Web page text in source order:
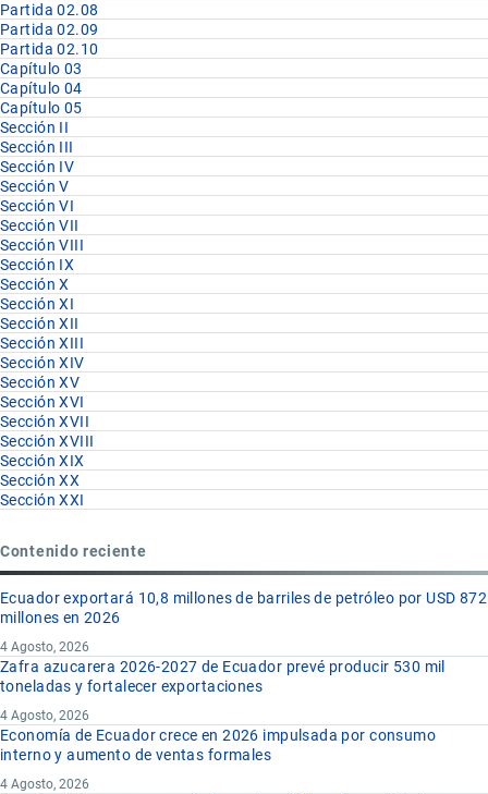
Partida 02.08
Partida 02.09
Partida 02.10
Capítulo 03
Capítulo 04
Capítulo 05
Sección II
Sección III
Sección IV
Sección V
Sección VI
Sección VII
Sección VIII
Sección IX
Sección X
Sección XI
Sección XII
Sección XIII
Sección XIV
Sección XV
Sección XVI
Sección XVII
Sección XVIII
Sección XIX
Sección XX
Sección XXI
Contenido reciente
Ecuador exportará 10,8 millones de barriles de petróleo por USD 872
millones en 2026
4 Agosto, 2026
Zafra azucarera 2026-2027 de Ecuador prevé producir 530 mil
toneladas y fortalecer exportaciones
4 Agosto, 2026
Economía de Ecuador crece en 2026 impulsada por consumo
interno y aumento de ventas formales
4 Agosto, 2026